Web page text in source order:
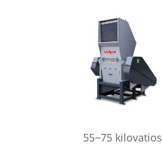
APRENDE MÁS
55~75 kilovatios